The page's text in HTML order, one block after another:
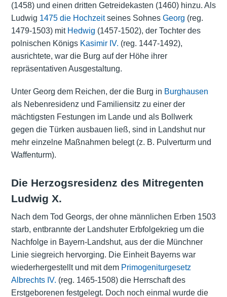
(1458) und einen dritten Getreidekasten (1460) hinzu. Als
Ludwig 1475 die Hochzeitseines Sohnes Georg (reg.
1479-1503) mit Hedwig (1457-1502), der Tochter des
polnischen Königs Kasimir IV. (reg. 1447-1492),
ausrichtete, war die Burg auf der Höhe ihrer
repräsentativen Ausgestaltung.
Unter Georg dem Reichen, der die Burg in Burghausen
als Nebenresidenz und Familiensitz zu einer der
mächtigsten Festungen im Lande und als Bollwerk
gegen die Türken ausbauen ließ, sind in Landshut nur
mehr einzelne Maßnahmen belegt (z. B. Pulverturm und
Waffenturm).
Die Herzogsresidenz des Mitregenten
Ludwig X.
Nach dem Tod Georgs, der ohne männlichen Erben 1503
starb, entbrannte der Landshuter Erbfolgekrieg um die
Nachfolge in Bayern-Landshut, aus der die Münchner
Linie siegreich hervorging. Die Einheit Bayerns war
wiederhergestellt und mit dem Primogeniturgesetz
Albrechts IV. (reg. 1465-1508) die Herrschaft des
Erstgeborenen festgelegt. Doch noch einmal wurde die